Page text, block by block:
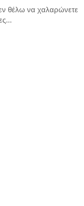
θέλω να χαλαρώνετε